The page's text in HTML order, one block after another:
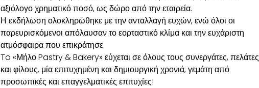
αξιόλογο χρηματικό ποσό, ως δώρο από την εταιρεία.
Η εκδήλωση ολοκληρώθηκε με την ανταλλαγή ευχών, ενώ όλοι οι
παρευρισκόμενοι απόλαυσαν το εορταστικό κλίμα και την ευχάριστη
ατμόσφαιρα που επικράτησε.
To «Μήλο Pastry & Bakery» εύχεται σε όλους τους συνεργάτες, πελάτες
και φίλους, μία επιτυχημένη και δημιουργική χρονιά, γεμάτη από
προσωπικές και επαγγελματικές επιτυχίες!